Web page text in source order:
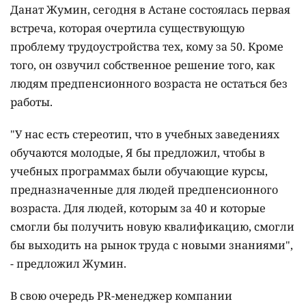
Данат Жумин, сегодня в Астане состоялась первая
встреча, которая очертила существующую
проблему трудоустройства тех, кому за 50. Кроме
того, он озвучил собственное решение того, как
людям предпенсионного возраста не остаться без
работы.
"У нас есть стереотип, что в учебных заведениях
обучаются молодые, Я бы предложил, чтобы в
учебных программах были обучающие курсы,
предназначенные для людей предпенсионного
возраста. Для людей, которым за 40 и которые
смогли бы получить новую квалификацию, смогли
бы выходить на рынок труда с новыми знаниями",
- предложил Жумин.
В свою очередь PR-менеджер компании